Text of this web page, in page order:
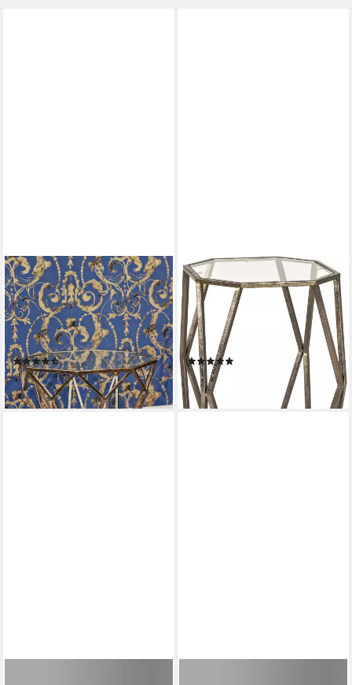
HAKU
Beistelltisch Sofatisch,
Wohnzimmertisch (1-St),
achteckig - aus Metall Kupfer
B/T/H 55/55/38 cm
(5)
157,00 €
lieferbar - in 4-5 Werktagen bei dir
HAKU
Beistelltisch Sofatisch,
Wohnzimmertisch (1-St),
achteckig - aus Metall Kupfer
B/T/H 37/37/50 cm
138,00 €
lieferbar - in 4-5 Werktagen bei dir